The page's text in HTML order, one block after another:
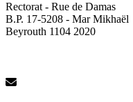
Rectorat - Rue de Damas
B.P. 17-5208 - Mar Mikhaël
Beyrouth 1104 2020